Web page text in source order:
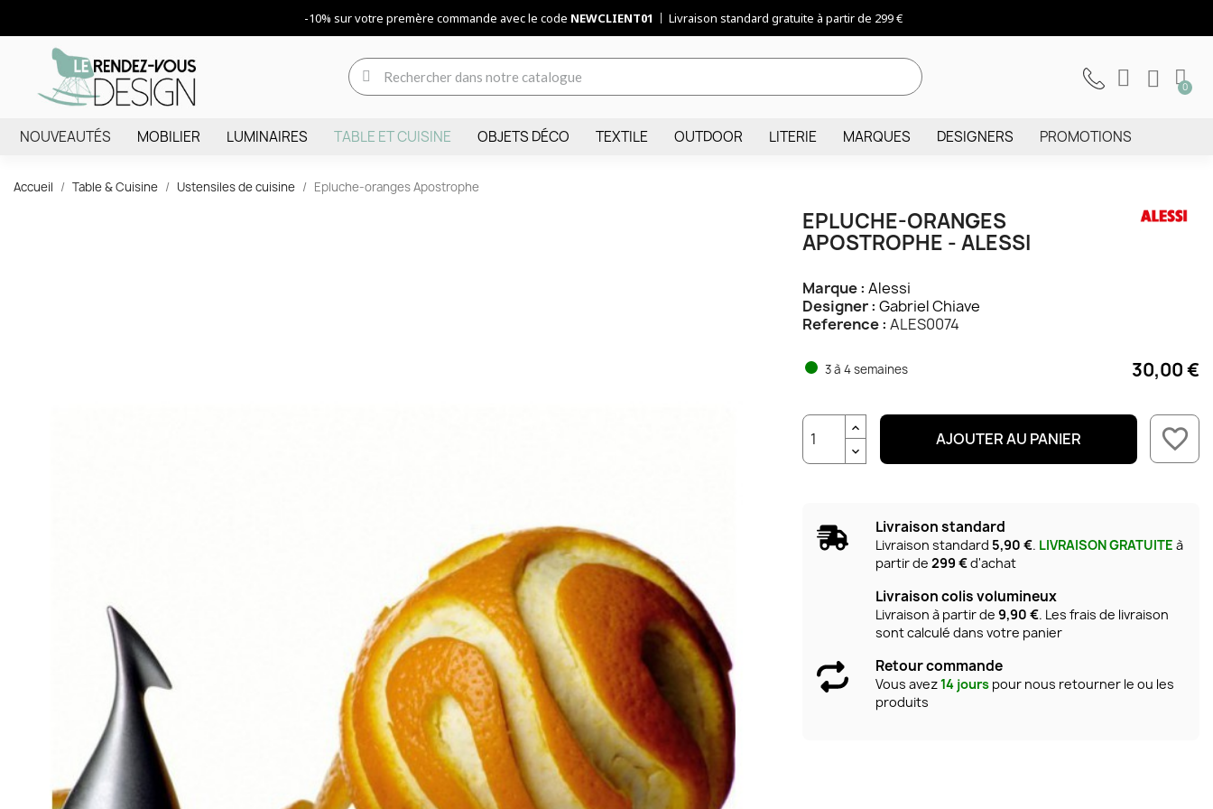
-10% sur votre premère commande avec le code NEWCLIENT01 Livraison standard gratuite à partir de 299 €
NOUVEAUTÉS MOBILIER LUMINAIRES TABLE ET CUISINE OBJETS DÉCO TEXTILE OUTDOOR LITERIE MARQUES DESIGNERS PROMOTIONS
Accueil Table & Cuisine Ustensiles de cuisine Epluche-oranges Apostrophe
EPLUCHE-ORANGES
APOSTROPHE - ALESSI
Marque : Alessi
Designer : Gabriel Chiave
Reference : ALES0074
3 à 4 semaines 30,00 €
AJOUTER AU PANIER favorite_border
Livraison standard
Livraison standard 5,90 €. LIVRAISON GRATUITE à
partir de 299 €d'achat
Livraison colis volumineux
Livraison à partir de 9,90 €. Les frais de livraison
sont calculé dans votre panier
Retour commande
Vous avez14 jourspour nous retourner le ou les
produits